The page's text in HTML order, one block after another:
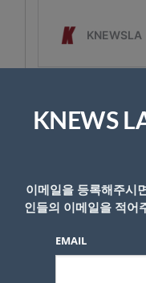
- Copyright ©
답글 남기기
KNEWS
이메일을 등록해주시
인들의 이메일을 적어
EMAIL